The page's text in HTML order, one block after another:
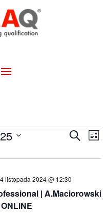
po
i
SzukajLista
| A.Maciorowski
listopada 2024 @ 12:30